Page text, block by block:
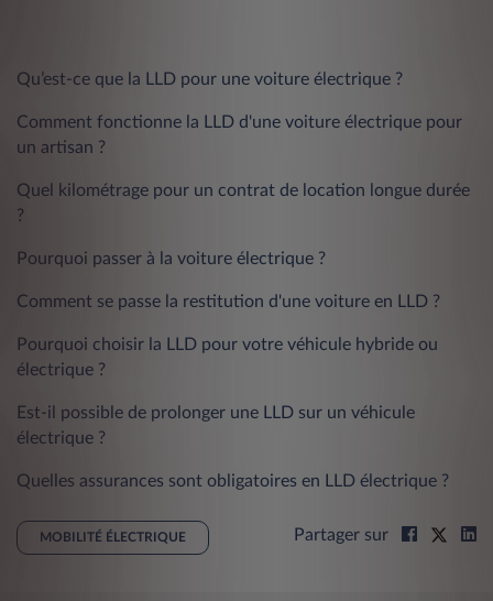
Qu’est-ce que la LLD pour une voiture électrique ?
Comment fonctionne la LLD d'une voiture électrique pour
un artisan ?
Quel kilométrage pour un contrat de location longue durée
?
Pourquoi passer à la voiture électrique ?
Comment se passe la restitution d'une voiture en LLD ?
Pourquoi choisir la LLD pour votre véhicule hybride ou
électrique ?
Est-il possible de prolonger une LLD sur un véhicule
électrique ?
Quelles assurances sont obligatoires en LLD électrique ?
MOBILITÉ ÉLECTRIQUE Partager sur